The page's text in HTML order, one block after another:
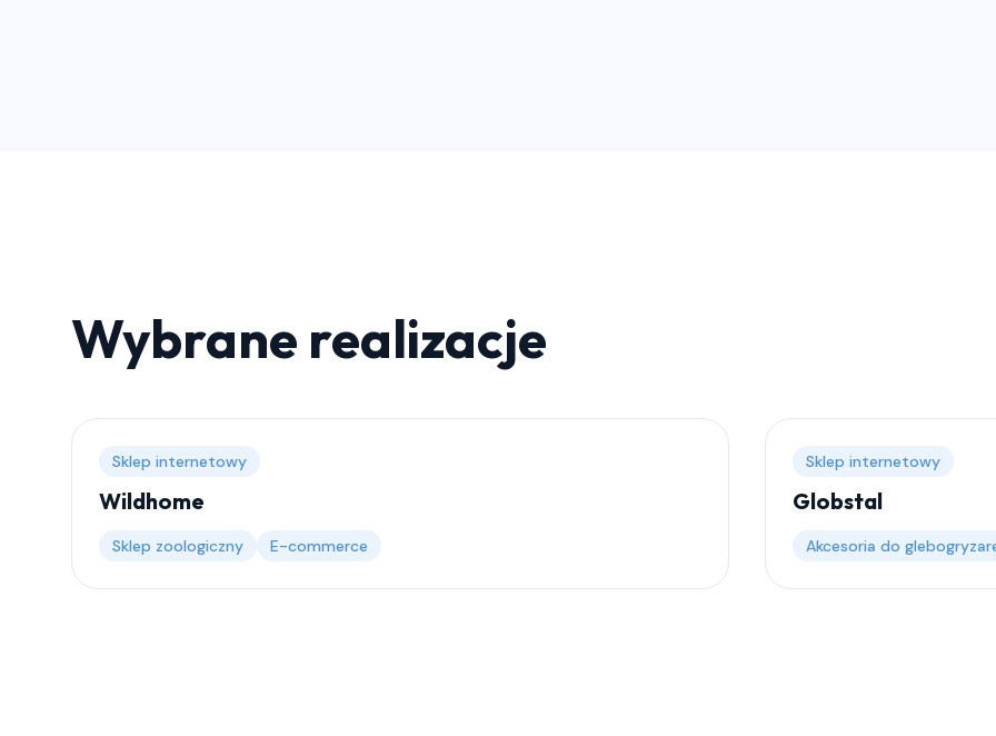
Wybrane realizacje
Sklep internetowy
Wildhome
Sklep zoologiczny E-commerce
Sklep internetowy
Globstal
Akcesoria do